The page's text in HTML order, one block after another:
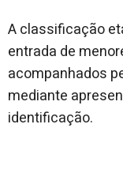
A classificação
entrada de
acompanhados
mediante
identificação.